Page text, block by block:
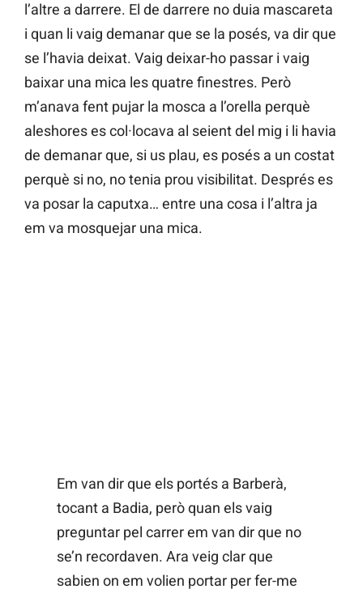
l’altre a darrere. El de darrere no duia mascareta
i quan li vaig demanar que se la posés, va dir que
se l’havia deixat. Vaig deixar-ho passar i vaig
baixar una mica les quatre finestres. Però
m’anava fent pujar la mosca a l’orella perquè
aleshores es col·locava al seient del mig i li havia
de demanar que, si us plau, es posés a un costat
perquè si no, no tenia prou visibilitat. Després es
va posar la caputxa… entre una cosa i l’altra ja
em va mosquejar una mica.
Em van dir que els portés a Barberà,
tocant a Badia, però quan els vaig
preguntar pel carrer em van dir que no
se’n recordaven. Ara veig clar que
sabien on em volien portar per fer-me